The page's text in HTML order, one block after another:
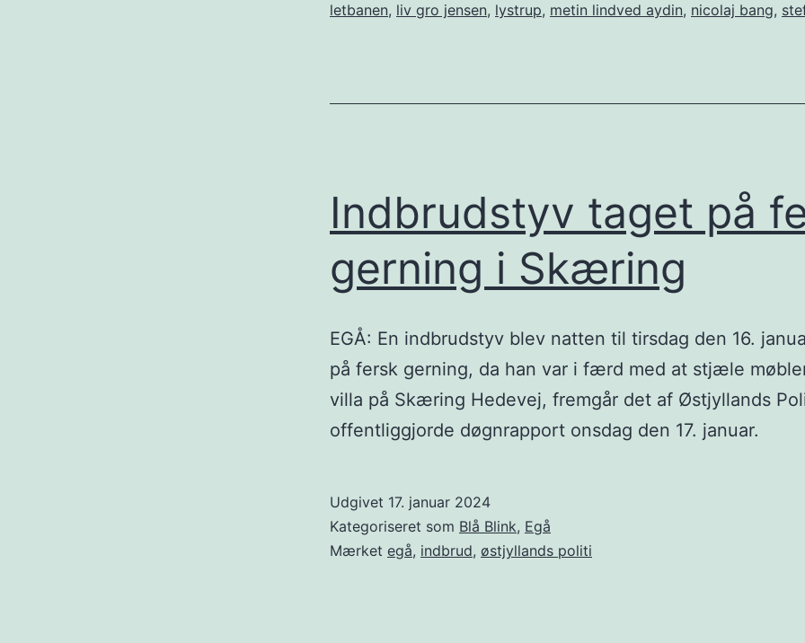
letbanen, liv gro jensen, lystrup, metin lindved aydin, nicolaj bang,
Indbrudstyv taget på
gerning i Skæring
EGÅ: En indbrudstyv blev natten til tirsdag den 16.
på fersk gerning, da han var i færd med at stjæle
villa på Skæring Hedevej, fremgår det af Østjyllands
offentliggjorde døgnrapport onsdag den 17. januar.
Udgivet 17. januar 2024
Kategoriseret som Blå Blink, Egå
Mærket egå, indbrud, østjyllands politi